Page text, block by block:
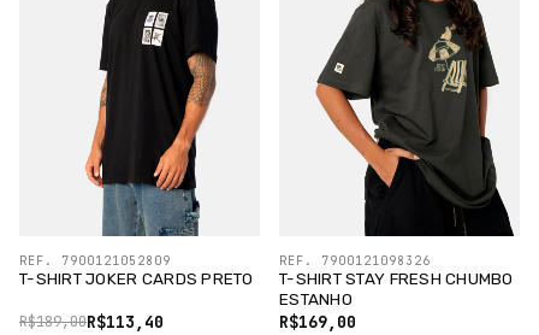
T-SHIRT JOKER CARDS PRETO
R$113,40
R$189,00
REF. 7900121052809
T-SHIRT STAY FRESH CHUMBO
ESTANHO
R$169,00
REF. 7900121098326